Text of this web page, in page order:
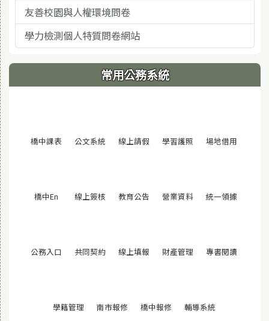
友善校園與人權環境問卷
學力檢測個人特質問卷網站
常用公務系統
橋中課表 (另開視窗)
公文系統 (另開視窗)
線上請假 (另開視窗)
學習護照 (另開視窗)
場地借用
橋中En (另開視窗)
線上簽核 (另開視窗)
教育公告 (另開視窗)
營業資料(另開視窗)
統一領據
公務入口 (另開視窗)
共同契約(另開視窗)
線上填報 (另開視窗)
財產管理 (另開視窗)
專書閱讀
學籍管理(另開視窗)
南市報修(另開視窗)
橋中報修(另開視窗)
輔導系統(另開視窗)